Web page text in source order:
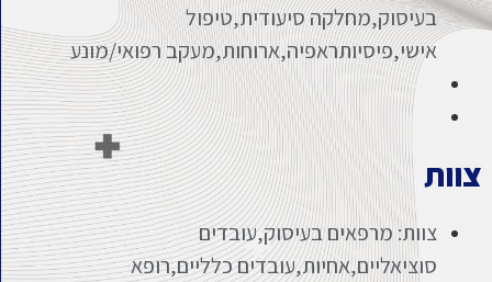
בעיסוק,מחלקה סיעודית,טיפול
אישי,פיסיותראפיה,ארוחות,מעקב רפואי/מונע
צוות
צוות: מרפאים בעיסוק,עובדים
סוציאליים,אחיות,עובדים כלליים,רופא